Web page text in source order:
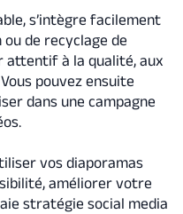
s’intègre facilement
de recyclage de
attentif à la qualité, aux
pouvez ensuite
dans une campagne
vos diaporamas
améliorer votre
stratégie social media